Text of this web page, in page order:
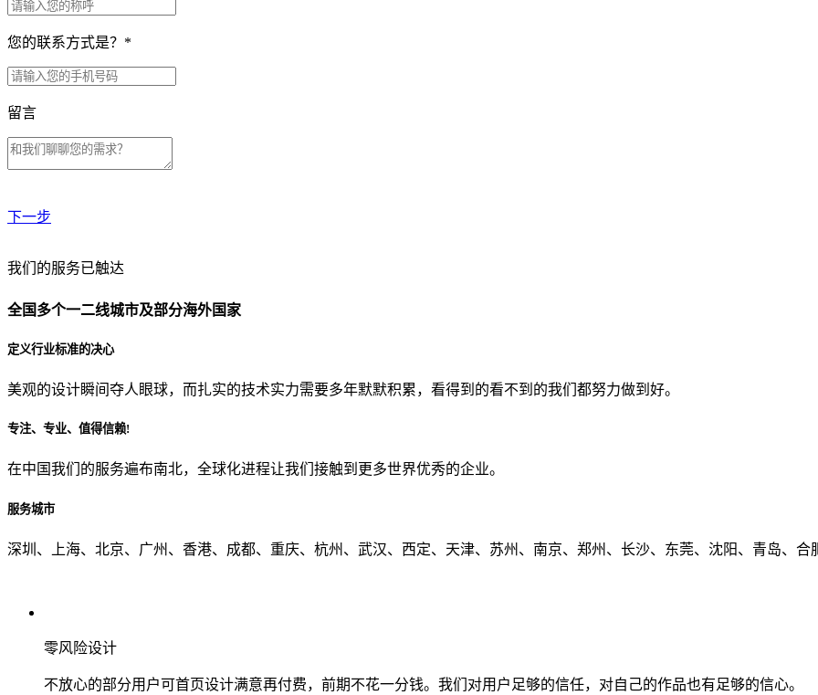
您的联系方式是？ *
留言
下一步
贵公司预算范围是？
贵公司的团队规模是？
从哪里了解到我们？
我们的服务已触达
全国多个一二线城市及部分海外国家
定义行业标准的决心
美观的设计瞬间夺人眼球，而扎实的技术实力需要多年默默积累，看得到的看不到的我们都努力做到好。
专注、专业、值得信赖!
在中国我们的服务遍布南北，全球化进程让我们接触到更多世界优秀的企业。
服务城市
深圳、上海、北京、广州、香港、成都、重庆、杭州、武汉、西定、天津、苏州、南京、郑州、长沙、东莞、沈阳、青岛、合
零风险设计
不放心的部分用户可首页设计满意再付费，前期不花一分钱。我们对用户足够的信任，对自己的作品也有足够的信心。